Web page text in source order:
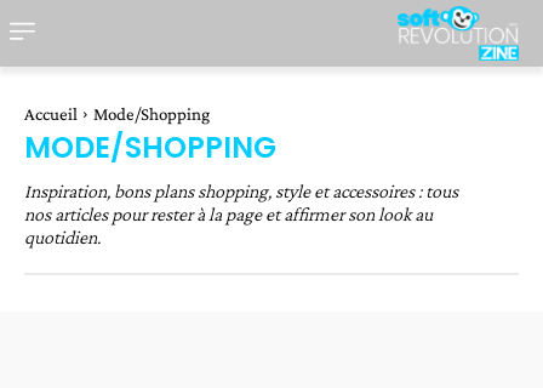
Accueil Mode/Shopping
MODE/SHOPPING
Inspiration, bons plans shopping, style et accessoires : tous
nos articles pour rester à la page et affirmer son look au
quotidien.